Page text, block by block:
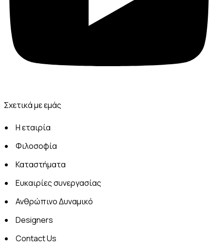
Σχετικά με εμάς
Η εταιρία
Φιλοσοφία
Καταστήματα
Ευκαιρίες συνεργασίας
Ανθρώπινο Δυναμικό
Designers
Contact Us